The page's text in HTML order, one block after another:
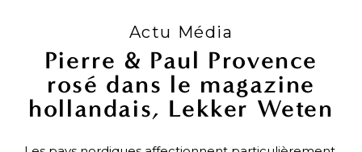
Actu Média
Pierre & Paul Provence
rosé dans le magazine
hollandais, Lekker Weten